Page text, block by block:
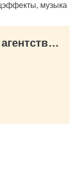
музыка
КОНТАКТЫ Концертное агентство Малина